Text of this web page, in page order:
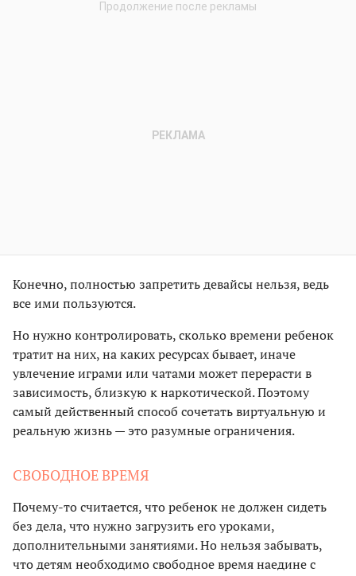
Конечно, полностью запретить девайсы нельзя, ведь
все ими пользуются.
Но нужно контролировать, сколько времени ребенок
тратит на них, на каких ресурсах бывает, иначе
увлечение играми или чатами может перерасти в
зависимость, близкую к наркотической. Поэтому
самый действенный способ сочетать виртуальную и
реальную жизнь — это разумные ограничения.
СВОБОДНОЕ ВРЕМЯ
Почему-то считается, что ребенок не должен сидеть
без дела, что нужно загрузить его уроками,
дополнительными занятиями. Но нельзя забывать,
что детям необходимо свободное время наедине с